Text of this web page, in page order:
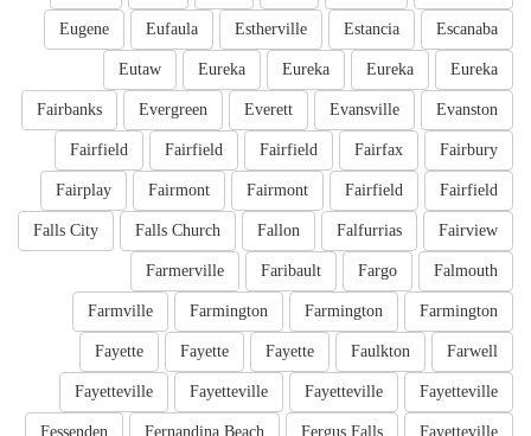
Escanaba
Estancia
Estherville
Eufaula
Eugene
Eureka
Eureka
Eureka
Eureka
Eutaw
Evanston
Evansville
Everett
Evergreen
Fairbanks
Fairbury
Fairfax
Fairfield
Fairfield
Fairfield
Fairfield
Fairfield
Fairmont
Fairmont
Fairplay
Fairview
Falfurrias
Fallon
Falls Church
Falls City
Falmouth
Fargo
Faribault
Farmerville
Farmington
Farmington
Farmington
Farmville
Farwell
Faulkton
Fayette
Fayette
Fayette
Fayetteville
Fayetteville
Fayetteville
Fayetteville
Fayetteville
Fergus Falls
Fernandina Beach
Fessenden